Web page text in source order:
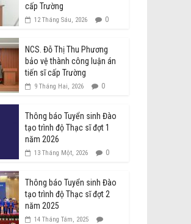
cấp Trường
12 Tháng Sáu, 2026 0
NCS. Đỗ Thị Thu Phương
bảo vệ thành công luận án
tiến sĩ cấp Trường
9 Tháng Hai, 2026 0
Thông báo Tuyển sinh Đào
tạo trình độ Thạc sĩ đợt 1
năm 2026
13 Tháng Một, 2026 0
Thông báo Tuyển sinh Đào
tạo trình độ Thạc sĩ đợt 2
năm 2025
14 Tháng Tám, 2025